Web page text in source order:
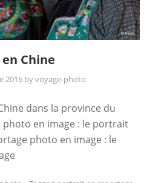
Chine
2016 byvoyage-photo
dans la province du
photo en image : le portrait
photo en image : le